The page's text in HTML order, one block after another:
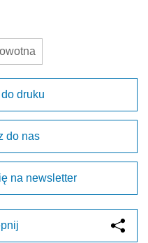
druku
do nas
na newsletter